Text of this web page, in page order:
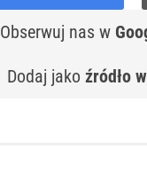
Obserwuj nas w
Dodaj jako źródło